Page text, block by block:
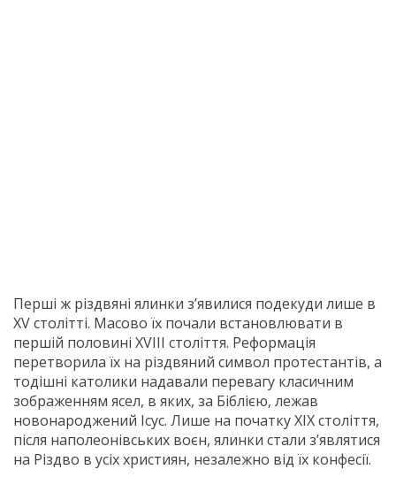
Перші ж різдвяні ялинки з’явилися подекуди лише в
XV столітті. Масово їх почали встановлювати в
першій половині XVIII століття. Реформація
перетворила їх на різдвяний символ протестантів, а
тодішні католики надавали перевагу класичним
зображенням ясел, в яких, за Біблією, лежав
новонароджений Ісус. Лише на початку XIX століття,
після наполеонівських воєн, ялинки стали з’являтися
на Різдво в усіх християн, незалежно від їх конфесії.